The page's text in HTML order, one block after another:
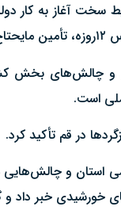
سخت آغاز به
شد.
بخش
است.
در قم تأکید کرد.
استان و چالش‌هایی
خورشیدی خبر داد